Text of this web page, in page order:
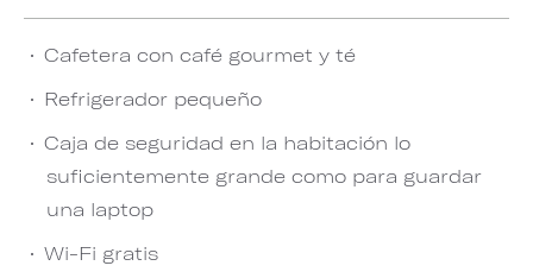
Cafetera con café gourmet y té
Refrigerador pequeño
Caja de seguridad en la habitación lo
suficientemente grande como para guardar
una laptop
Wi-Fi gratis